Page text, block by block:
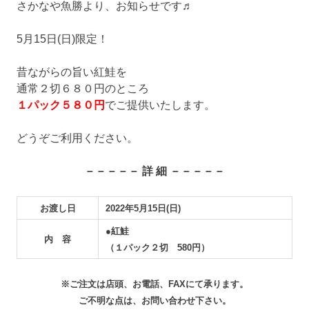
さかなや魚勝より、お知らせです♬
5月15日(日)限定！
昔ながらの旨い紅鮭を
通常２切６８０円のところ
１パック５８０円 でご提供いたします。
どうぞご利用ください。
－－－－－ 詳 細 －－－－－
お渡し日 2022年5月15日(日)
内 容
●紅鮭
（１パック２切 580円）
※ご注文は店頭、お電話、FAXにて承ります。
ご不明な点は、お問い合わせ下さい。